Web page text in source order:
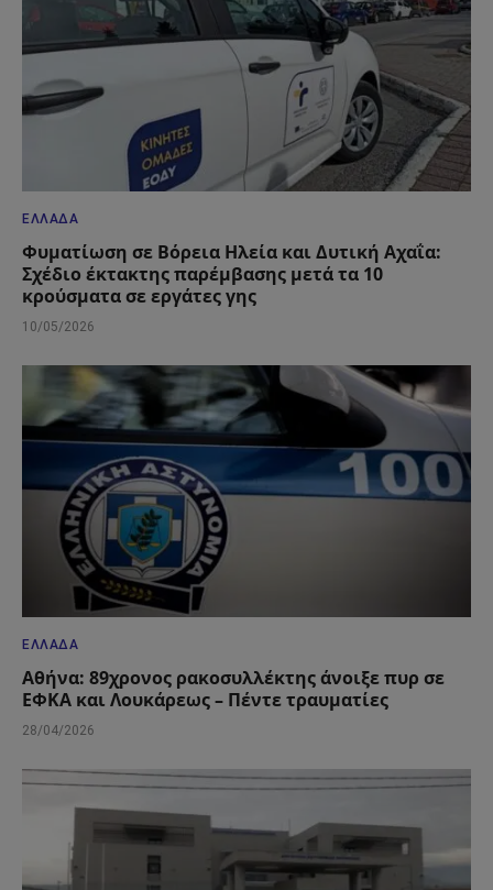
ΕΛΛΆΔΑ
Φυματίωση σε Βόρεια Ηλεία και Δυτική Αχαΐα:
Σχέδιο έκτακτης παρέμβασης μετά τα 10
κρούσματα σε εργάτες γης
10/05/2026
ΕΛΛΆΔΑ
Αθήνα: 89χρονος ρακοσυλλέκτης άνοιξε πυρ σε
ΕΦΚΑ και Λουκάρεως – Πέντε τραυματίες
28/04/2026